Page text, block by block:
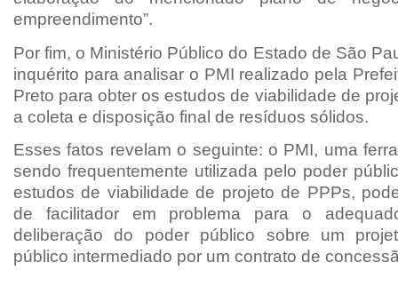
empreendimento”.
Por fim, o Ministério Público do Estado de São
inquérito para analisar o PMI realizado pela
Preto para obter os estudos de viabilidade de
a coleta e disposição final de resíduos sólidos.
Esses fatos revelam o seguinte: o PMI, uma
sendo frequentemente utilizada pelo poder
estudos de viabilidade de projeto de PPPs,
de facilitador em problema para o
deliberação do poder público sobre um
público intermediado por um contrato de